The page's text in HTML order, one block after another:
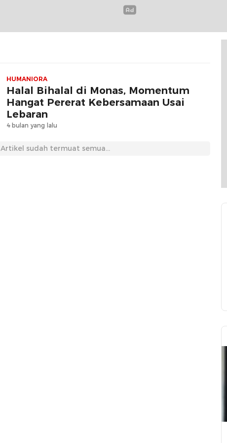
HUMANIORA
Halal Bihalal di Monas, Momentum
Hangat Pererat Kebersamaan Usai
Lebaran
4 bulan yang lalu
Artikel sudah termuat semua...